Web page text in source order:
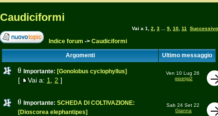
Caudiciformi
Vai a 1 2 3 9 10 11 Successivo
Indice forum -> Caudiciformi
Argomenti Ultimo messaggio
Importante: [Gonolobus cyclophyllus]
[ Vai a: 1 2 ]
Ven 10 Lug 26
gioetgi2
Importante: SCHEDA DI COLTIVAZIONE:
[Dioscorea elephantipes]
Sab 24 Set 22
Gianna